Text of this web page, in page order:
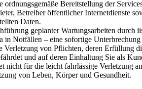
Bereitstellung der
Betreiber öffentlicher Internetdienste
Daten.
geplanter Wartungsarbeiten durch
in Notfällen – eine sofortige Unterbrechung
von Pflichten, deren Erfüllung
und auf deren Einhaltung Sie als
für die leicht fahrlässige Verletzung
von Leben, Körper und Gesundheit.